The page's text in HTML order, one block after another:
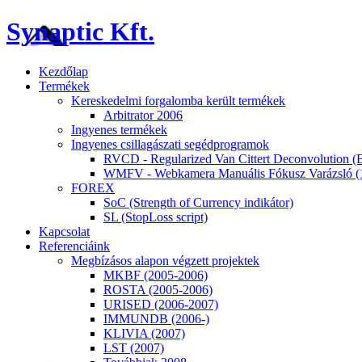
Synaptic Kft.
Kezdőlap
Termékek
Kereskedelmi forgalomba került termékek
Arbitrator 2006
Ingyenes termékek
Ingyenes csillagászati segédprogramok
RVCD - Regularized Van Cittert Deconvolution
WMFV - Webkamera Manuális Fókusz Varázsló
FOREX
SoC (Strength of Currency indikátor)
SL (StopLoss script)
Kapcsolat
Referenciáink
Megbízásos alapon végzett projektek
MKBF (2005-2006)
ROSTA (2005-2006)
URISED (2006-2007)
IMMUNDB (2006-)
KLIVIA (2007)
LST (2007)